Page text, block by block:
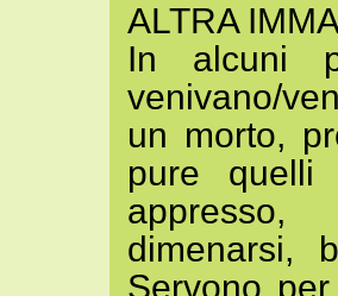
ALTRA
In alcuni
venivano/
un morto,
pure
dimenarsi,
Servono